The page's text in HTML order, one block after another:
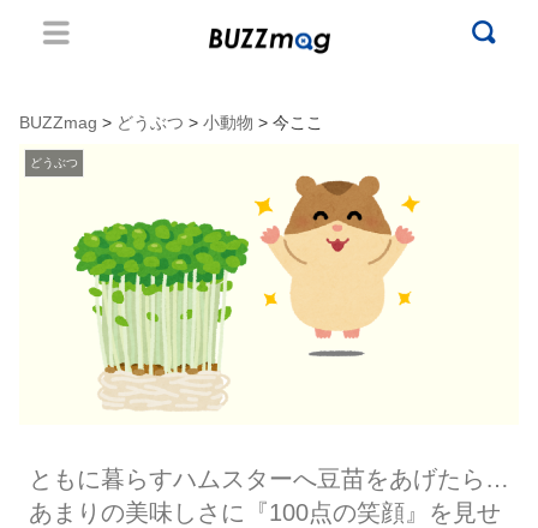
BUZZmag > どうぶつ > 小動物 > 今ここ
どうぶつ
ともに暮らすハムスターへ豆苗をあげたら…
あまりの美味しさに『100点の笑顔』を見せ